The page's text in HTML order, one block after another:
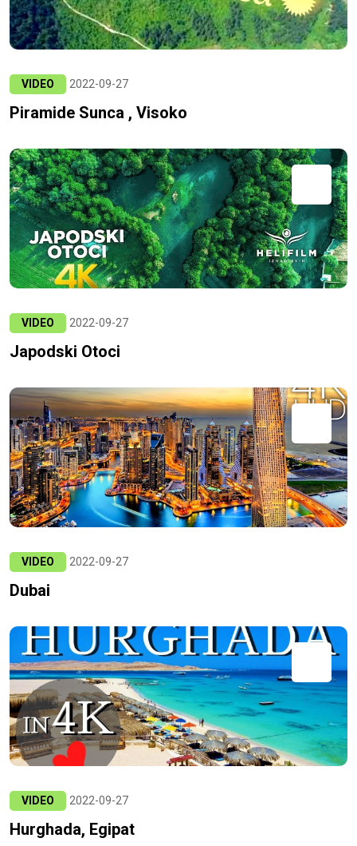
VIDEO 2022-09-27
Piramide Sunca , Visoko
VIDEO 2022-09-27
Japodski Otoci
VIDEO 2022-09-27
Dubai
VIDEO 2022-09-27
Hurghada, Egipat